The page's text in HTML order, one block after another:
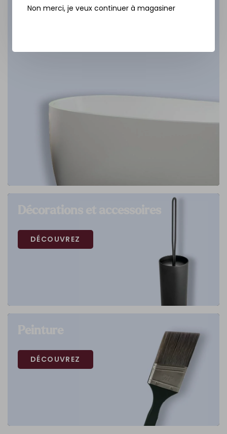
DÉCOUVREZ
DÉCOUVREZ
Non merci, je veux continuer à magasiner